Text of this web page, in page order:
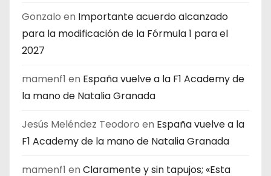
Gonzalo en Importante acuerdo alcanzado
para la modificación de la Fórmula 1 para el
2027
mamenf1 en España vuelve a la F1 Academy de
la mano de Natalia Granada
Jesús Meléndez Teodoro en España vuelve a la
F1 Academy de la mano de Natalia Granada
mamenf1 en Claramente y sin tapujos; «Esta